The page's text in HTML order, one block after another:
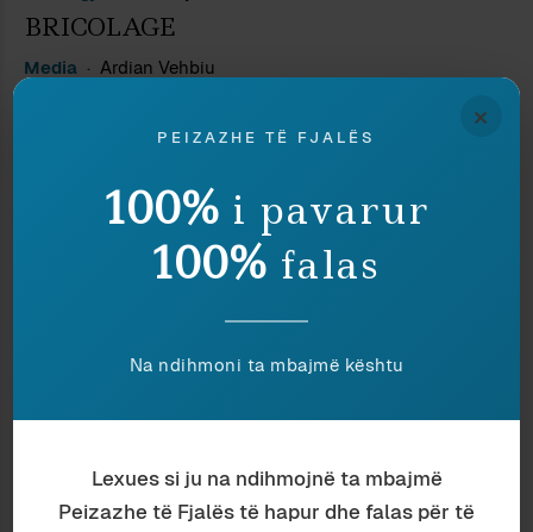
BRICOLAGE
Media Ardian Vehbiu
Ardian Vehbiu
Ardian Vehbiu
JEPNI PËR LASHTËSINË
Ardian Vehbiu
GJAKMARRJA NË MEDIAT
Gjuhësi Ardian Vehbiu
×
PEIZAZHE TË FJALËS
100% i pavarur
100% falas
Na ndihmoni ta mbajmë kështu
Lexues si ju na ndihmojnë ta mbajmë
Peizazhe të Fjalës të hapur dhe falas për të